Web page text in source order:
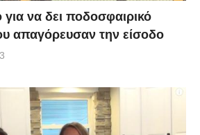
για να δει ποδοσφαιρικό
απαγόρευσαν την είσοδο